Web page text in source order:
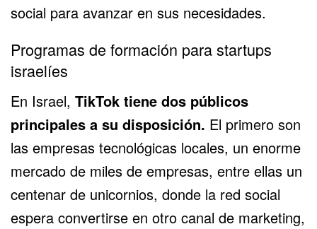
social para avanzar en sus necesidades.
Programas de formación para startups
israelíes
En Israel, TikTok tiene dos públicos
principales a su disposición. El primero son
las empresas tecnológicas locales, un enorme
mercado de miles de empresas, entre ellas un
centenar de unicornios, donde la red social
espera convertirse en otro canal de marketing,